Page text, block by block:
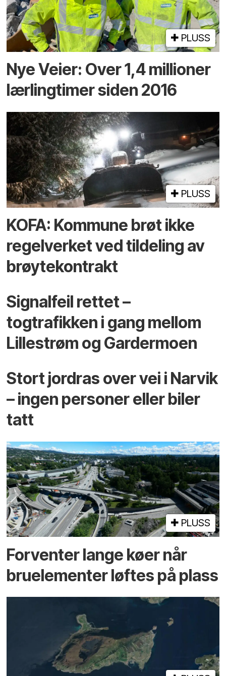
PLUSS
Nye Veier: Over 1,4 millioner
lærlingtimer siden 2016
PLUSS
KOFA: Kommune brøt ikke
regelverket ved tildeling av
brøytekontrakt
Signalfeil rettet –
togtrafikken i gang mellom
Lillestrøm og Gardermoen
Stort jordras over vei i Narvik
– ingen personer eller biler
tatt
PLUSS
Forventer lange køer når
bru­elementer løftes på plass